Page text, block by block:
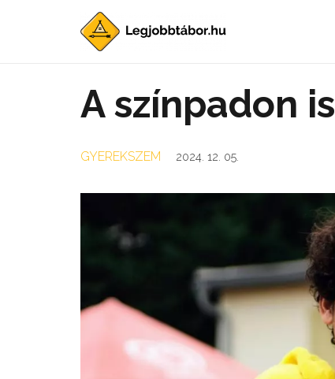
A színpadon is
GYEREKSZEM 2024. 12. 05.